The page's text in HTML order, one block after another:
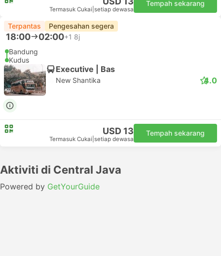
Termasuk Cukai setiap dewasa
Tempah sekarang
Terpantas Pengesahan segera
18:00 02:00+1 8j
Bandung
Kudus
Executive | Bas
New Shantika 4.0
USD 13
Termasuk Cukai setiap dewasa
Tempah sekarang
Aktiviti di Central Java
Powered by GetYourGuide